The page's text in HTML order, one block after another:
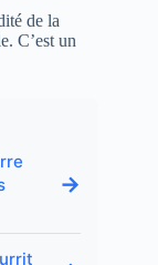
de la
C’est un
→